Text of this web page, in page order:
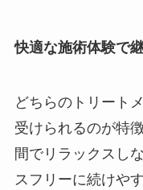
快適な施術体験で
どちらのトリート
受けられるのが特
間でリラックスし
スフリーに続けや